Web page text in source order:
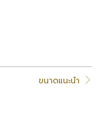
ขนาดแนะนำ